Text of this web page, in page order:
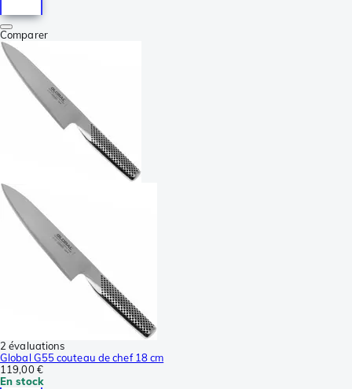
Comparer
2 évaluations
Global G55 couteau de chef 18 cm
119,00 €
En stock